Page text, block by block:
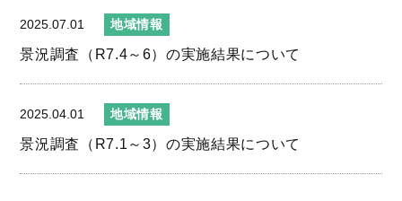
2025.07.01 地域情報
景況調査（R7.4～6）の実施結果について
2025.04.01 地域情報
景況調査（R7.1～3）の実施結果について